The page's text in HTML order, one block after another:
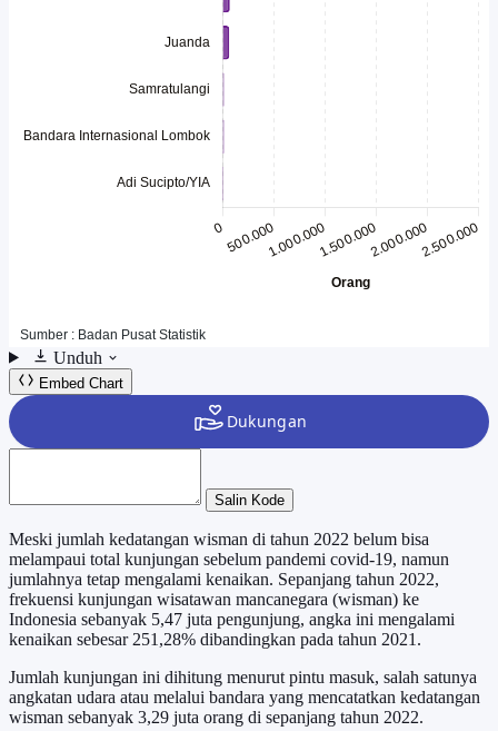
Unduh
Embed Chart
Salin Kode
Meski jumlah kedatangan wisman di tahun 2022 belum bisa
melampaui total kunjungan sebelum pandemi covid-19, namun
jumlahnya tetap mengalami kenaikan. Sepanjang tahun 2022,
frekuensi kunjungan wisatawan mancanegara (wisman) ke
Indonesia sebanyak 5,47 juta pengunjung, angka ini mengalami
kenaikan sebesar 251,28% dibandingkan pada tahun 2021.
Jumlah kunjungan ini dihitung menurut pintu masuk, salah satunya
angkatan udara atau melalui bandara yang mencatatkan kedatangan
wisman sebanyak 3,29 juta orang di sepanjang tahun 2022.